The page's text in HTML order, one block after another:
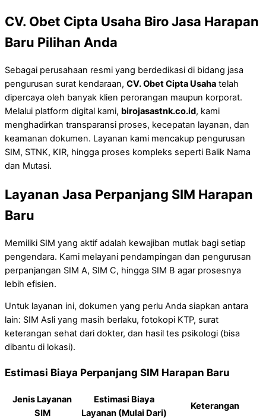
CV. Obet Cipta Usaha Biro Jasa Harapan
Baru Pilihan Anda
Sebagai perusahaan resmi yang berdedikasi di bidang jasa
pengurusan surat kendaraan, CV. Obet Cipta Usaha telah
dipercaya oleh banyak klien perorangan maupun korporat.
Melalui platform digital kami, birojasastnk.co.id, kami
menghadirkan transparansi proses, kecepatan layanan, dan
keamanan dokumen. Layanan kami mencakup pengurusan
SIM, STNK, KIR, hingga proses kompleks seperti Balik Nama
dan Mutasi.
Layanan Jasa Perpanjang SIM Harapan
Baru
Memiliki SIM yang aktif adalah kewajiban mutlak bagi setiap
pengendara. Kami melayani pendampingan dan pengurusan
perpanjangan SIM A, SIM C, hingga SIM B agar prosesnya
lebih efisien.
Untuk layanan ini, dokumen yang perlu Anda siapkan antara
lain: SIM Asli yang masih berlaku, fotokopi KTP, surat
keterangan sehat dari dokter, dan hasil tes psikologi (bisa
dibantu di lokasi).
Estimasi Biaya Perpanjang SIM Harapan Baru
Jenis Layanan
SIM
Estimasi Biaya
Layanan (Mulai Dari)
Keterangan